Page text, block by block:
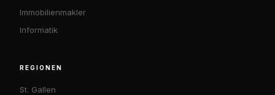
Immobilienmakler
Informatik
REGIONEN
St. Gallen